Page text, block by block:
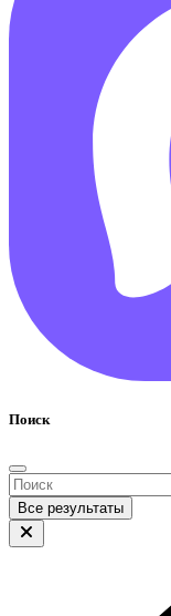
Поиск
Все результаты